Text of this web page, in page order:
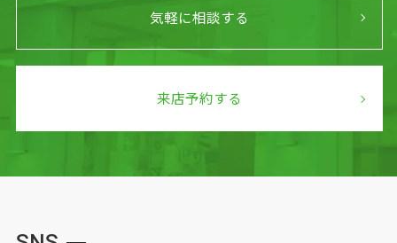
気軽に相談する
来店予約する